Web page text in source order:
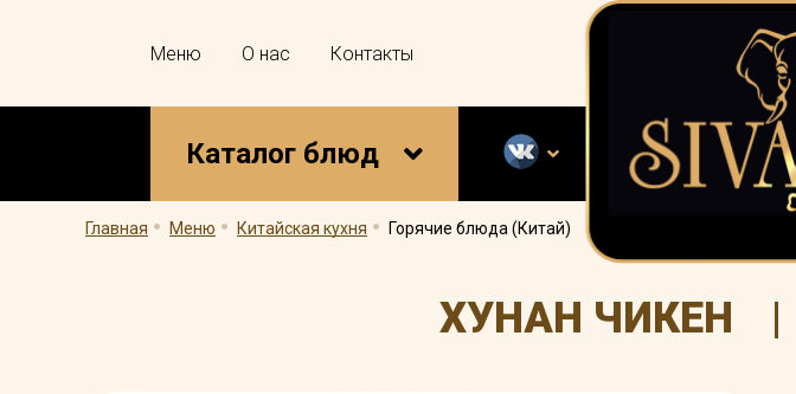
Меню О нас Контакты
Каталог блюд
Главная. Меню. Китайская кухня. Горячие блюда (Китай)
ХУНАН ЧИКЕН |